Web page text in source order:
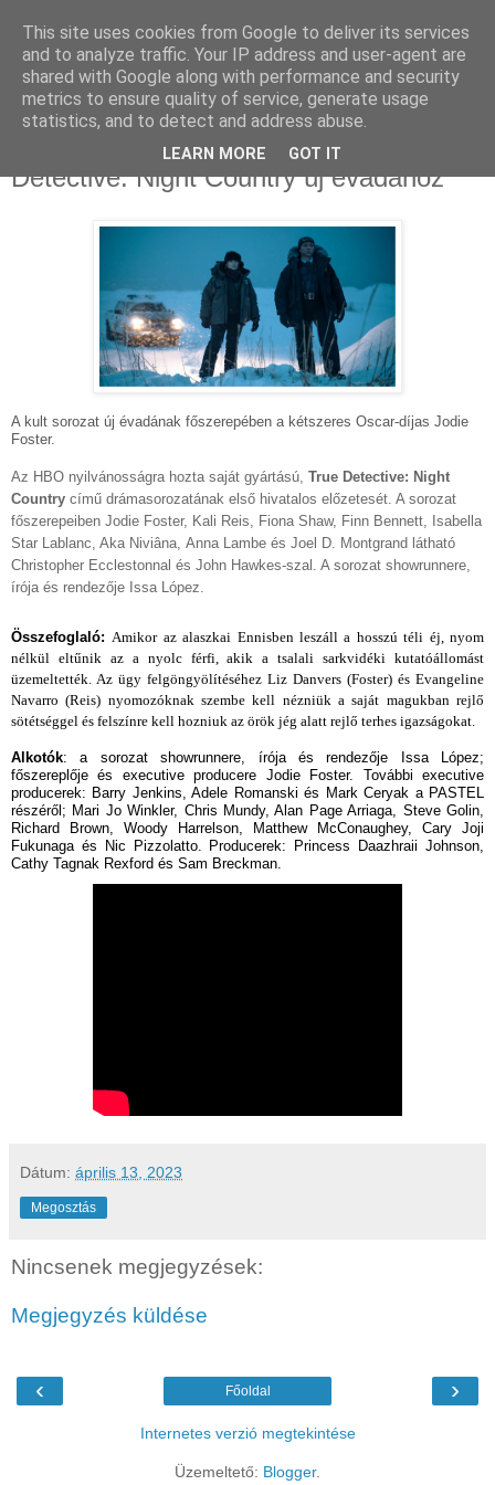
2023. április 13., csütörtök
Hivatalos előzetes érkezett a True
Detective: Night Country új évadához
A kult sorozat új évadának főszerepében a kétszeres Oscar-díjas Jodie
Foster.
Az HBO nyilvánosságra hozta saját gyártású, True Detective: Night
Country című drámasorozatának első hivatalos előzetesét. A sorozat
főszerepeiben Jodie Foster, Kali Reis, Fiona Shaw, Finn Bennett, Isabella
Star Lablanc, Aka Niviâna, Anna Lambe és Joel D. Montgrand látható
Christopher Ecclestonnal és John Hawkes-szal. A sorozat showrunnere,
írója és rendezője Issa López.
Összefoglaló:Amikor az alaszkai Ennisben leszáll a hosszú téli éj, nyom
nélkül eltűnik az a nyolc férfi, akik a tsalali sarkvidéki kutatóállomást
üzemeltették. Az ügy felgöngyölítéséhez Liz Danvers (Foster) és Evangeline
Navarro (Reis) nyomozóknak szembe kell nézniük a saját magukban rejlő
sötétséggel és felszínre kell hozniuk az örök jég alatt rejlő terhes igazságokat.
Alkotók:a sorozat showrunnere, írója és rendezője Issa López;
főszereplője és executive producere Jodie Foster. További executive
producerek: Barry Jenkins, Adele Romanski és Mark Ceryak a PASTEL
részéről; Mari Jo Winkler, Chris Mundy, Alan Page Arriaga, Steve Golin,
Richard Brown, Woody Harrelson, Matthew McConaughey, Cary Joji
Fukunaga és Nic Pizzolatto. Producerek: Princess Daazhraii Johnson,
Cathy Tagnak Rexford és Sam Breckman.
Dátum: április 13, 2023
Megosztás
Nincsenek megjegyzések:
Megjegyzés küldése
‹ ›
Főoldal
Internetes verzió megtekintése
Üzemeltető: Blogger.
This site uses cookies from Google to deliver its services
and to analyze traffic. Your IP address and user-agent are
shared with Google along with performance and security
metrics to ensure quality of service, generate usage
statistics, and to detect and address abuse.
LEARN MORE GOT IT